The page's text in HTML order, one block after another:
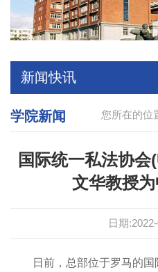
新闻快讯
您所在的位
学院新闻
国际统一私法协
文华教授
日期
日前，总部位于罗马的